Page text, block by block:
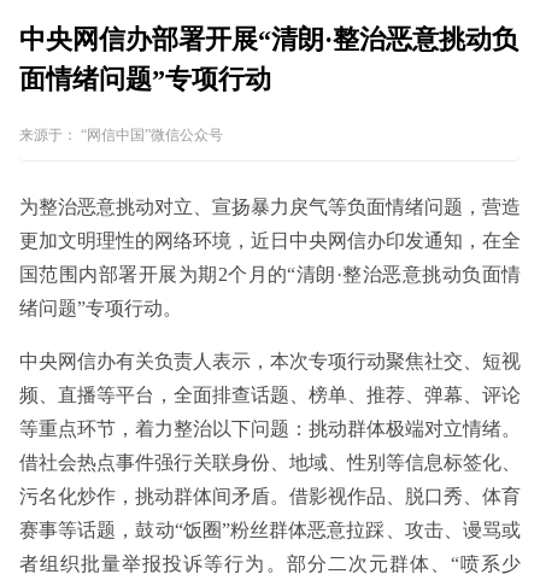
中央网信办部署开展“清朗·整治恶意挑动负
面情绪问题”专项行动
来源于： “网信中国”微信公众号
为整治恶意挑动对立、宣扬暴力戾气等负面情绪问题，营造
更加文明理性的网络环境，近日中央网信办印发通知，在全
国范围内部署开展为期2个月的“清朗·整治恶意挑动负面情
绪问题”专项行动。
中央网信办有关负责人表示，本次专项行动聚焦社交、短视
频、直播等平台，全面排查话题、榜单、推荐、弹幕、评论
等重点环节，着力整治以下问题：挑动群体极端对立情绪。
借社会热点事件强行关联身份、地域、性别等信息标签化、
污名化炒作，挑动群体间矛盾。借影视作品、脱口秀、体育
赛事等话题，鼓动“饭圈”粉丝群体恶意拉踩、攻击、谩骂或
者组织批量举报投诉等行为。部分二次元群体、“喷系少